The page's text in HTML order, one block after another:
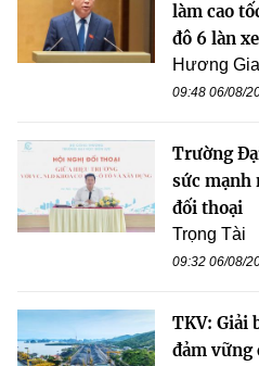
làm cao
đô 6 làn xe
Hương
09:48 06/08/
Trường
sức mạnh
đối thoại
Trọng Tài
09:32 06/08/
TKV: Giải
đảm vững